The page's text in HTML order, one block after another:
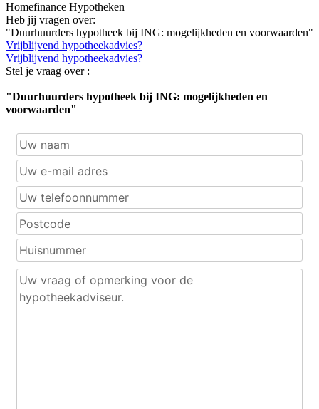
Homefinance Hypotheken
Heb jij vragen over:
"Duurhuurders hypotheek bij ING: mogelijkheden en voorwaarden"
Vrijblijvend hypotheekadvies?
Vrijblijvend hypotheekadvies?
Stel je vraag over :
"Duurhuurders hypotheek bij ING: mogelijkheden en
voorwaarden"